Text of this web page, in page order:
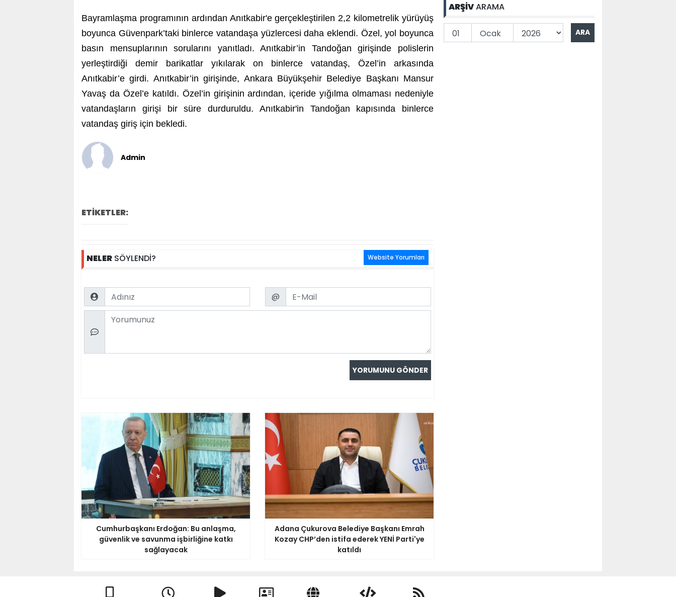
Bayramlaşma programının ardından Anıtkabir'e gerçekleştirilen 2,2 kilometrelik yürüyüş
boyunca Güvenpark’taki binlerce vatandaşa yüzlercesi daha eklendi. Özel, yol boyunca
basın mensuplarının sorularını yanıtladı. Anıtkabir’in Tandoğan girişinde polislerin
yerleştirdiği demir barikatlar yıkılarak on binlerce vatandaş, Özel’in arkasında
Anıtkabir’e girdi. Anıtkabir’in girişinde, Ankara Büyükşehir Belediye Başkanı Mansur
Yavaş da Özel’e katıldı. Özel’in girişinin ardından, içeride yığılma olmaması nedeniyle
vatandaşların girişi bir süre durduruldu. Anıtkabir'in Tandoğan kapısında binlerce
vatandaş giriş için bekledi.
Admin
ETİKETLER:
NELER SÖYLENDİ? Website Yorumları
Name Email
@
Comment
Cumhurbaşkanı Erdoğan: Bu anlaşma,
güvenlik ve savunma işbirliğine katkı
sağlayacak
Adana Çukurova Belediye Başkanı Emrah
Kozay CHP’den istifa ederek YENİ Parti'ye
katıldı
ARŞİVARAMA